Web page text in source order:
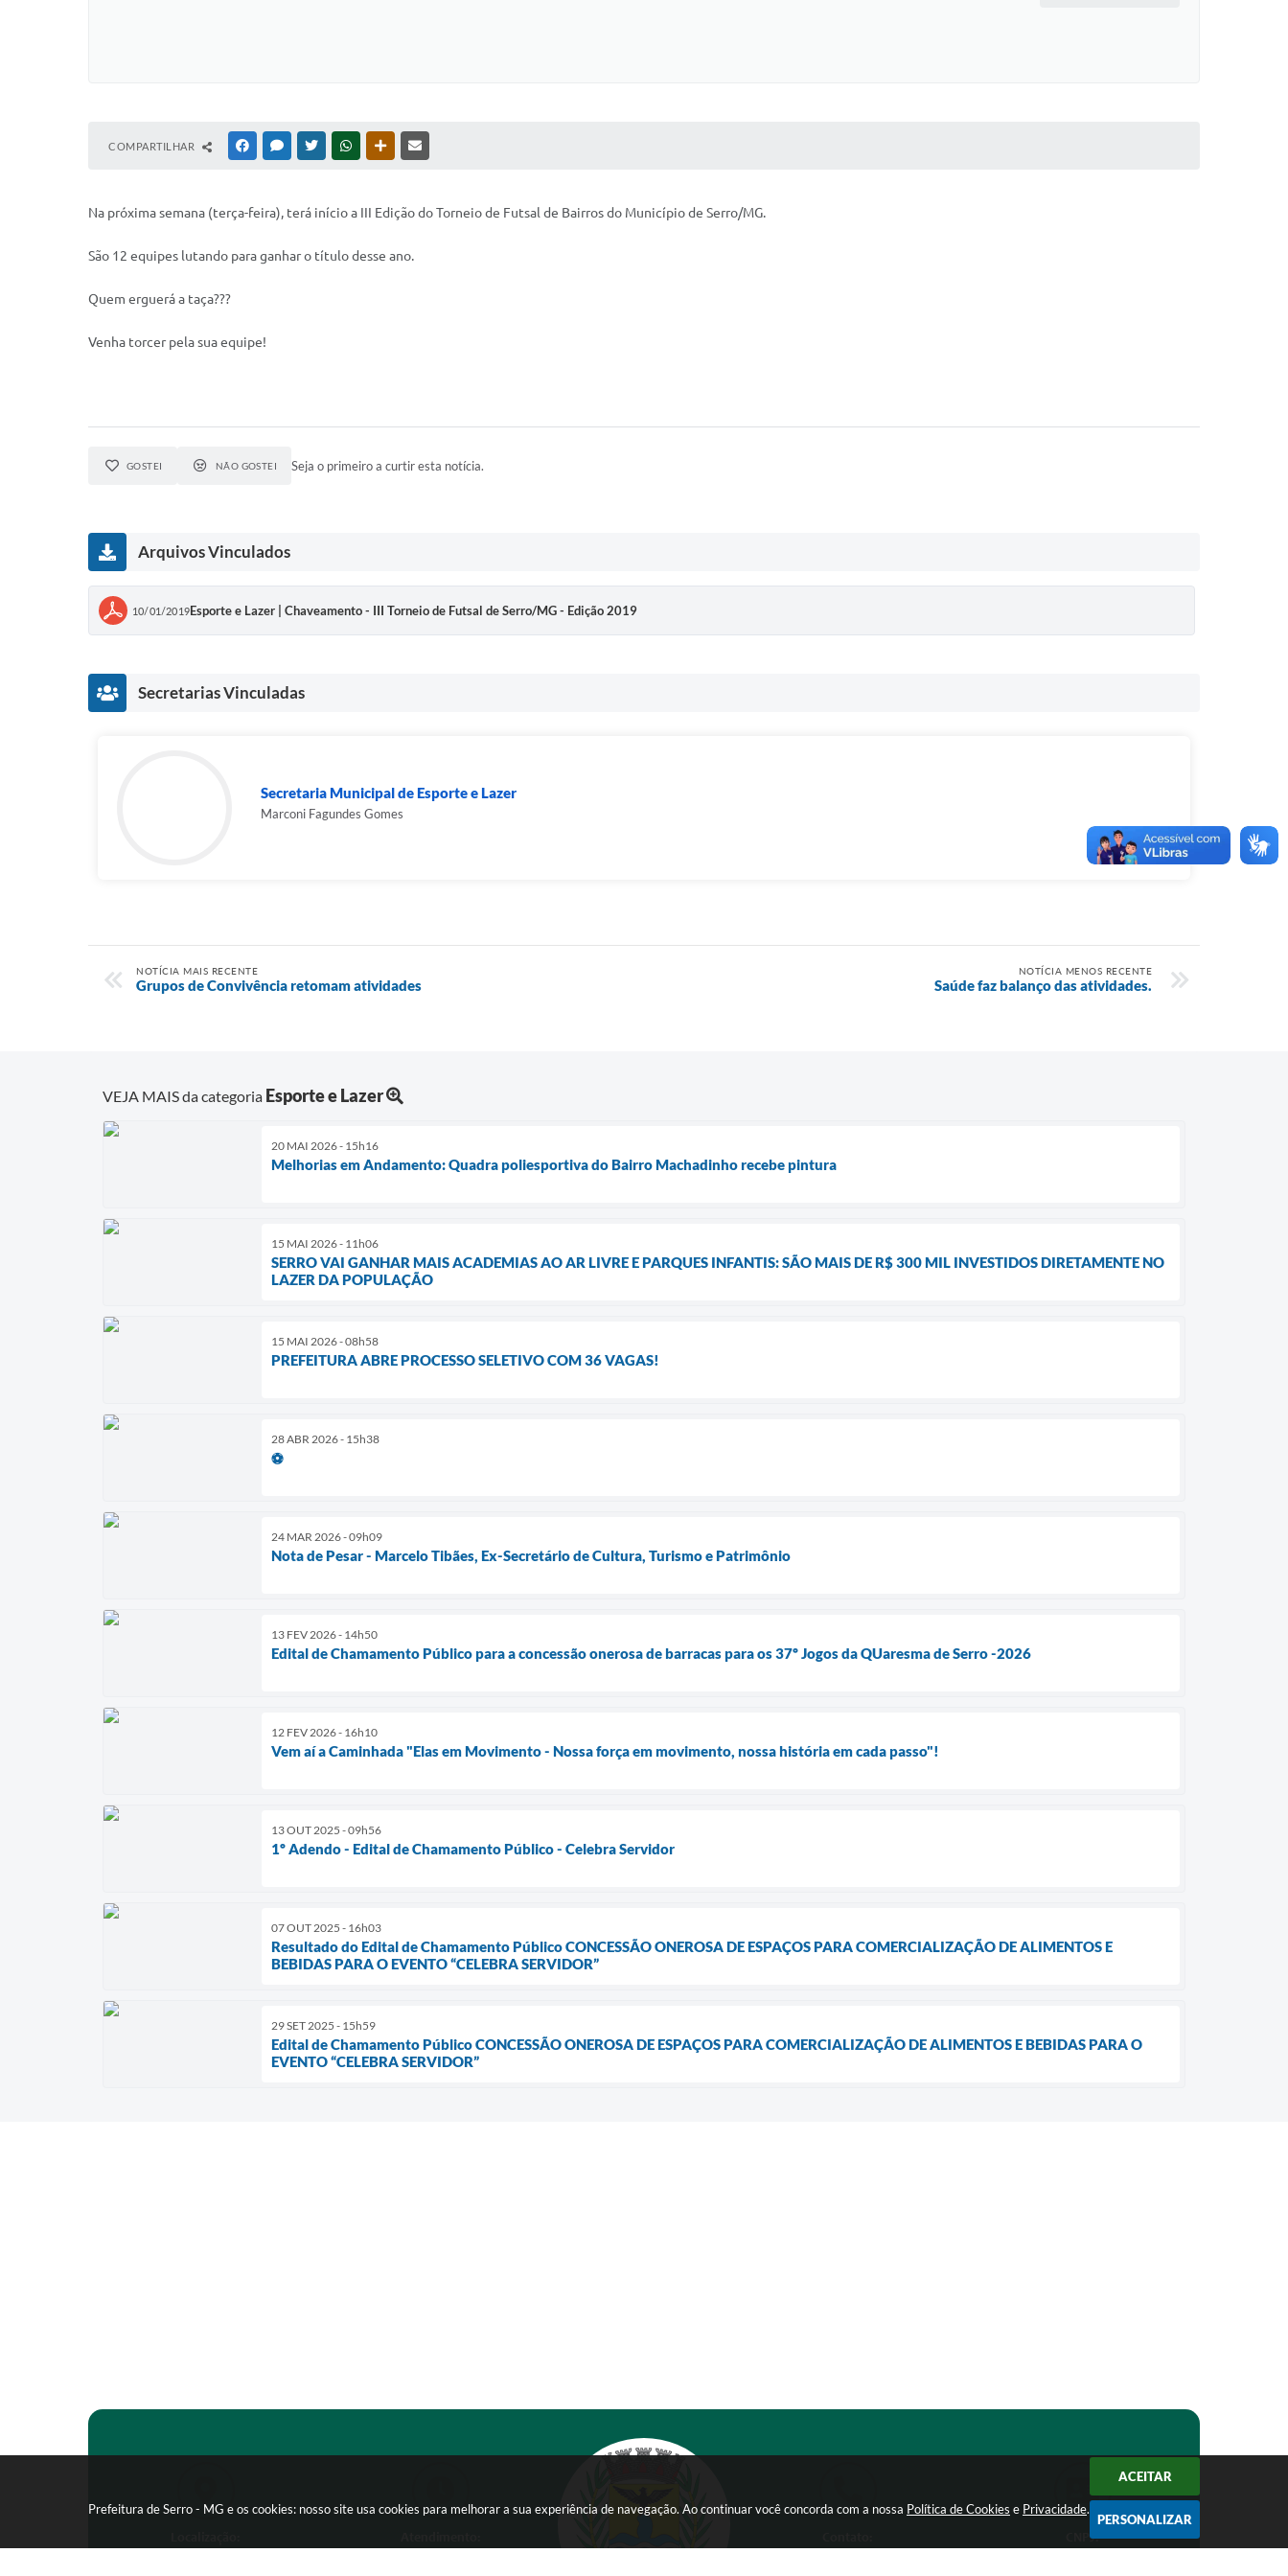
Prefeitura de Serro - MG e os cookies: nosso site usa cookies para melhorar a sua experiência de navegação. Ao continuar você concorda com a nossa Política de Cookies e Privacidade.
ACEITAR
PERSONALIZAR
COMPARTILHAR FACEBOOKMESSENGER
TWITTERWHATSAPPOUTRAS MÍDIAS
Na próxima semana (terça-feira), terá início a III Edição do Torneio de Futsal de Bairros do Município de Serro/MG.
São 12 equipes lutando para ganhar o título desse ano.
Quem erguerá a taça???
Venha torcer pela sua equipe!
GOSTEI NÃO GOSTEI Seja o primeiro a curtir esta notícia.
Arquivos Vinculados
10/01/2019Esporte e Lazer | Chaveamento - III Torneio de Futsal de Serro/MG - Edição 2019
Secretarias Vinculadas
Secretaria Municipal de Esporte e Lazer
Marconi Fagundes Gomes
NOTÍCIA MAIS RECENTE
Grupos de Convivência retomam atividades
NOTÍCIA MENOS RECENTE
Saúde faz balanço das atividades.
VEJA MAIS da categoria Esporte e Lazer
20 MAI 2026 - 15h16
Melhorias em Andamento: Quadra poliesportiva do Bairro Machadinho recebe pintura
15 MAI 2026 - 11h06
SERRO VAI GANHAR MAIS ACADEMIAS AO AR LIVRE E PARQUES INFANTIS: SÃO MAIS DE R$ 300 MIL INVESTIDOS DIRETAMENTE NO
LAZER DA POPULAÇÃO
15 MAI 2026 - 08h58
PREFEITURA ABRE PROCESSO SELETIVO COM 36 VAGAS!
28 ABR 2026 - 15h38
⚽
24 MAR 2026 - 09h09
Nota de Pesar - Marcelo Tibães, Ex-Secretário de Cultura, Turismo e Patrimônio
13 FEV 2026 - 14h50
Edital de Chamamento Público para a concessão onerosa de barracas para os 37º Jogos da QUaresma de Serro -2026
12 FEV 2026 - 16h10
Vem aí a Caminhada "Elas em Movimento - Nossa força em movimento, nossa história em cada passo"!
13 OUT 2025 - 09h56
1º Adendo - Edital de Chamamento Público - Celebra Servidor
07 OUT 2025 - 16h03
Resultado do Edital de Chamamento Público CONCESSÃO ONEROSA DE ESPAÇOS PARA COMERCIALIZAÇÃO DE ALIMENTOS E
BEBIDAS PARA O EVENTO “CELEBRA SERVIDOR”
29 SET 2025 - 15h59
Edital de Chamamento Público CONCESSÃO ONEROSA DE ESPAÇOS PARA COMERCIALIZAÇÃO DE ALIMENTOS E BEBIDAS PARA O
EVENTO “CELEBRA SERVIDOR”
CNPJ: